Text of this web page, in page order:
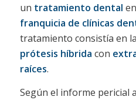
un tratamiento dental
franquicia de clínicas
tratamiento consistía en
prótesis híbrida con
raíces.
Según el informe pericial